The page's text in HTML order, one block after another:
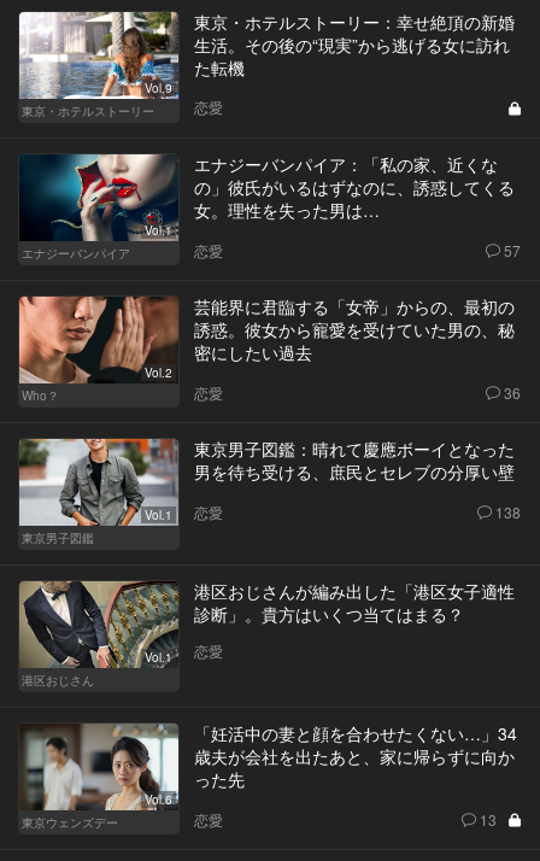
Vol.9
東京・ホテルストーリー
東京・ホテルストーリー：幸せ絶頂の新婚
生活。その後の“現実”から逃げる女に訪れ
た転機
恋愛
Vol.1
エナジーバンパイア
エナジーバンパイア：「私の家、近くな
の」彼氏がいるはずなのに、誘惑してくる
女。理性を失った男は…
恋愛 57
Vol.2
Who？
芸能界に君臨する「女帝」からの、最初の
誘惑。彼女から寵愛を受けていた男の、秘
密にしたい過去
恋愛 36
Vol.1
東京男子図鑑
東京男子図鑑：晴れて慶應ボーイとなった
男を待ち受ける、庶民とセレブの分厚い壁
恋愛 138
Vol.1
港区おじさん
港区おじさんが編み出した「港区女子適性
診断」。貴方はいくつ当てはまる？
恋愛
Vol.6
東京ウェンズデー
「妊活中の妻と顔を合わせたくない…」34
歳夫が会社を出たあと、家に帰らずに向か
った先
恋愛 13